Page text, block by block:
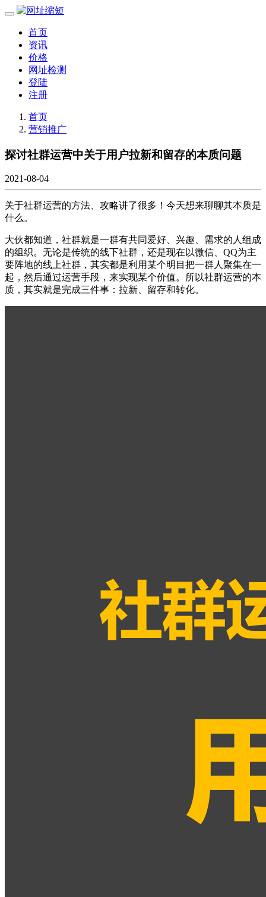
首页
资讯
价格
网址检测
登陆
注册
首页
营销推广
探讨社群运营中关于用户拉新和留存的本质问题
2021-08-04
关于社群运营的方法、攻略讲了很多！今天想来聊聊其本质是
什么。
大伙都知道，社群就是一群有共同爱好、兴趣、需求的人组成
的组织。无论是传统的线下社群，还是现在以微信、QQ为主
要阵地的线上社群，其实都是利用某个明目把一群人聚集在一
起，然后通过运营手段，来实现某个价值。所以社群运营的本
质，其实就是完成三件事：拉新、留存和转化。